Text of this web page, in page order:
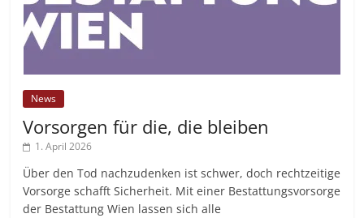
News
Vorsorgen für die, die bleiben
1. April 2026
Über den Tod nachzudenken ist schwer, doch rechtzeitige
Vorsorge schafft Sicherheit. Mit einer Bestattungsvorsorge
der Bestattung Wien lassen sich alle